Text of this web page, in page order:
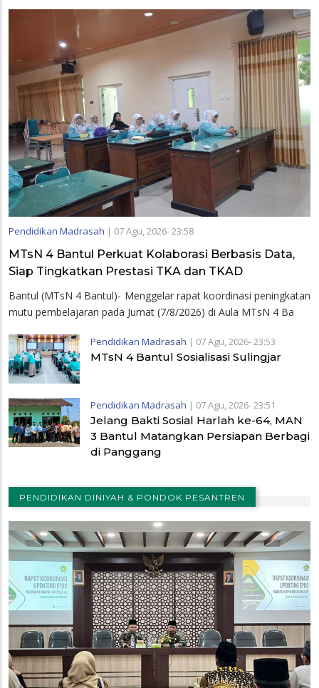
Pendidikan Madrasah | 07 Agu, 2026- 23:58
MTsN 4 Bantul Perkuat Kolaborasi Berbasis Data,
Siap Tingkatkan Prestasi TKA dan TKAD
Bantul (MTsN 4 Bantul)- Menggelar rapat koordinasi peningkatan
mutu pembelajaran pada Jumat (7/8/2026) di Aula MTsN 4 Ba
Pendidikan Madrasah | 07 Agu, 2026- 23:53
MTsN 4 Bantul Sosialisasi Sulingjar
Pendidikan Madrasah | 07 Agu, 2026- 23:51
Jelang Bakti Sosial Harlah ke-64, MAN
3 Bantul Matangkan Persiapan Berbagi
di Panggang
PENDIDIKAN DINIYAH & PONDOK PESANTREN